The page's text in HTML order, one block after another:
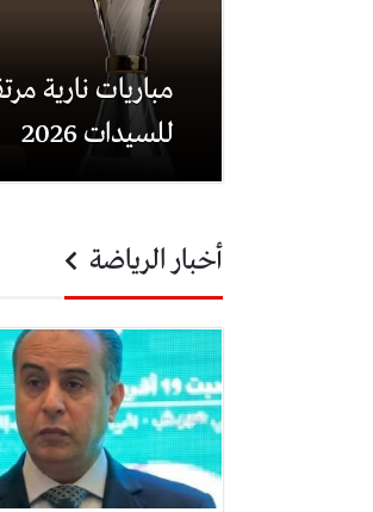
مباريات نارية
للسيدات 2026
أخبار الرياضة